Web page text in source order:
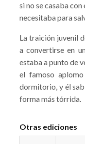
si no se casaba
necesitaba para
La traición juvenil
a convertirse en
estaba a punto de
el famoso
dormitorio, y él
forma más tórrida.
Otras ediciones